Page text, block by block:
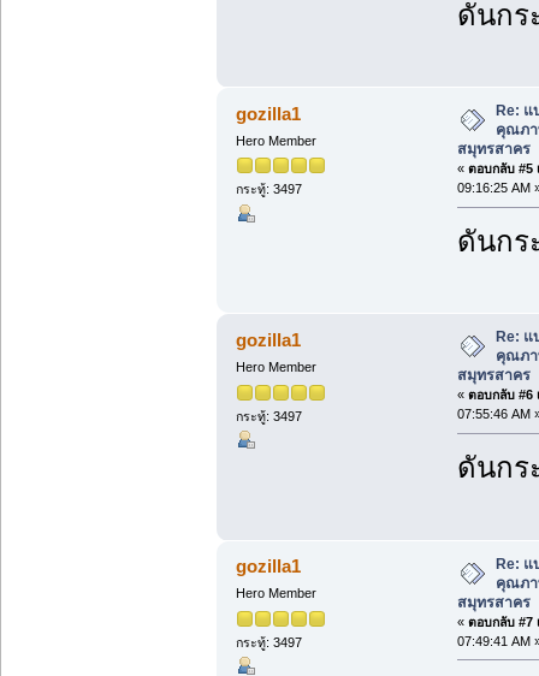
ดันก
gozilla1
Hero Member
กระทู้: 3497
Re:
คุณภา
สมุทรสาคร
« ตอบกลับ #5
09:16:25 AM
ดันก
gozilla1
Hero Member
กระทู้: 3497
Re:
คุณภา
สมุทรสาคร
« ตอบกลับ #6
07:55:46 AM
ดันก
gozilla1
Hero Member
กระทู้: 3497
Re: แ
คุณภา
สมุทรสาคร
« ตอบกลับ #7
07:49:41 AM